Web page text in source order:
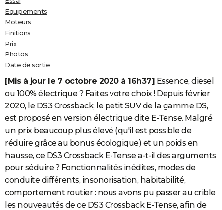
S'inscrire
Se connecter
Lycées
Collèges
Primaires
Universités
Entreprises
Service militaire
Avis de recherche
AVIS DE DÉCÈS
FORUM
Bricolage
Lifestyle
Culture
Sport
Auto
Television
Voyage
Cinema
Equipements
Moteurs
Finitions
Prix
Photos
Date de sortie
[Mis à jour le 7 octobre 2020 à 16h37] Essence, diesel
ou 100% électrique ? Faites votre choix ! Depuis février
2020, le DS3 Crossback, le petit SUV de la gamme DS,
est proposé en version électrique dite E-Tense. Malgré
un prix beaucoup plus élevé (qu'il est possible de
réduire grâce au bonus écologique) et un poids en
hausse, ce DS3 Crossback E-Tense a-t-il des arguments
pour séduire ? Fonctionnalités inédites, modes de
conduite différents, insonorisation, habitabilité,
comportement routier : nous avons pu passer au crible
les nouveautés de ce DS3 Crossback E-Tense, afin de